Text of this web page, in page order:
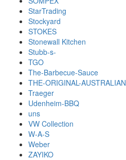
StarTrading
Stockyard
STOKES
Stonewall Kitchen
Stubb-s-
TGO
The-Barbecue-Sauce
THE-ORIGINAL-AUSTRALIAN
Traeger
Udenheim-BBQ
uns
VW Collection
W-A-S
Weber
ZAYIKO